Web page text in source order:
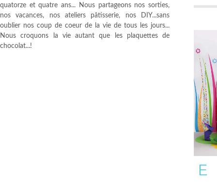
quatorze et quatre ans... Nous partageons nos sorties,
nos vacances, nos ateliers pâtisserie, nos DIY...sans
oublier nos coup de coeur de la vie de tous les jours...
Nous croquons la vie autant que les plaquettes de
chocolat...!